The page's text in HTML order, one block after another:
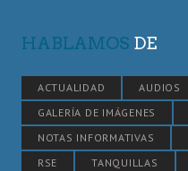
HABLAMOS DE
ACTUALIDAD AUDIOS
GALERÍA DE IMÁGENES
NOTAS INFORMATIVAS
RSE
TANQUILLAS